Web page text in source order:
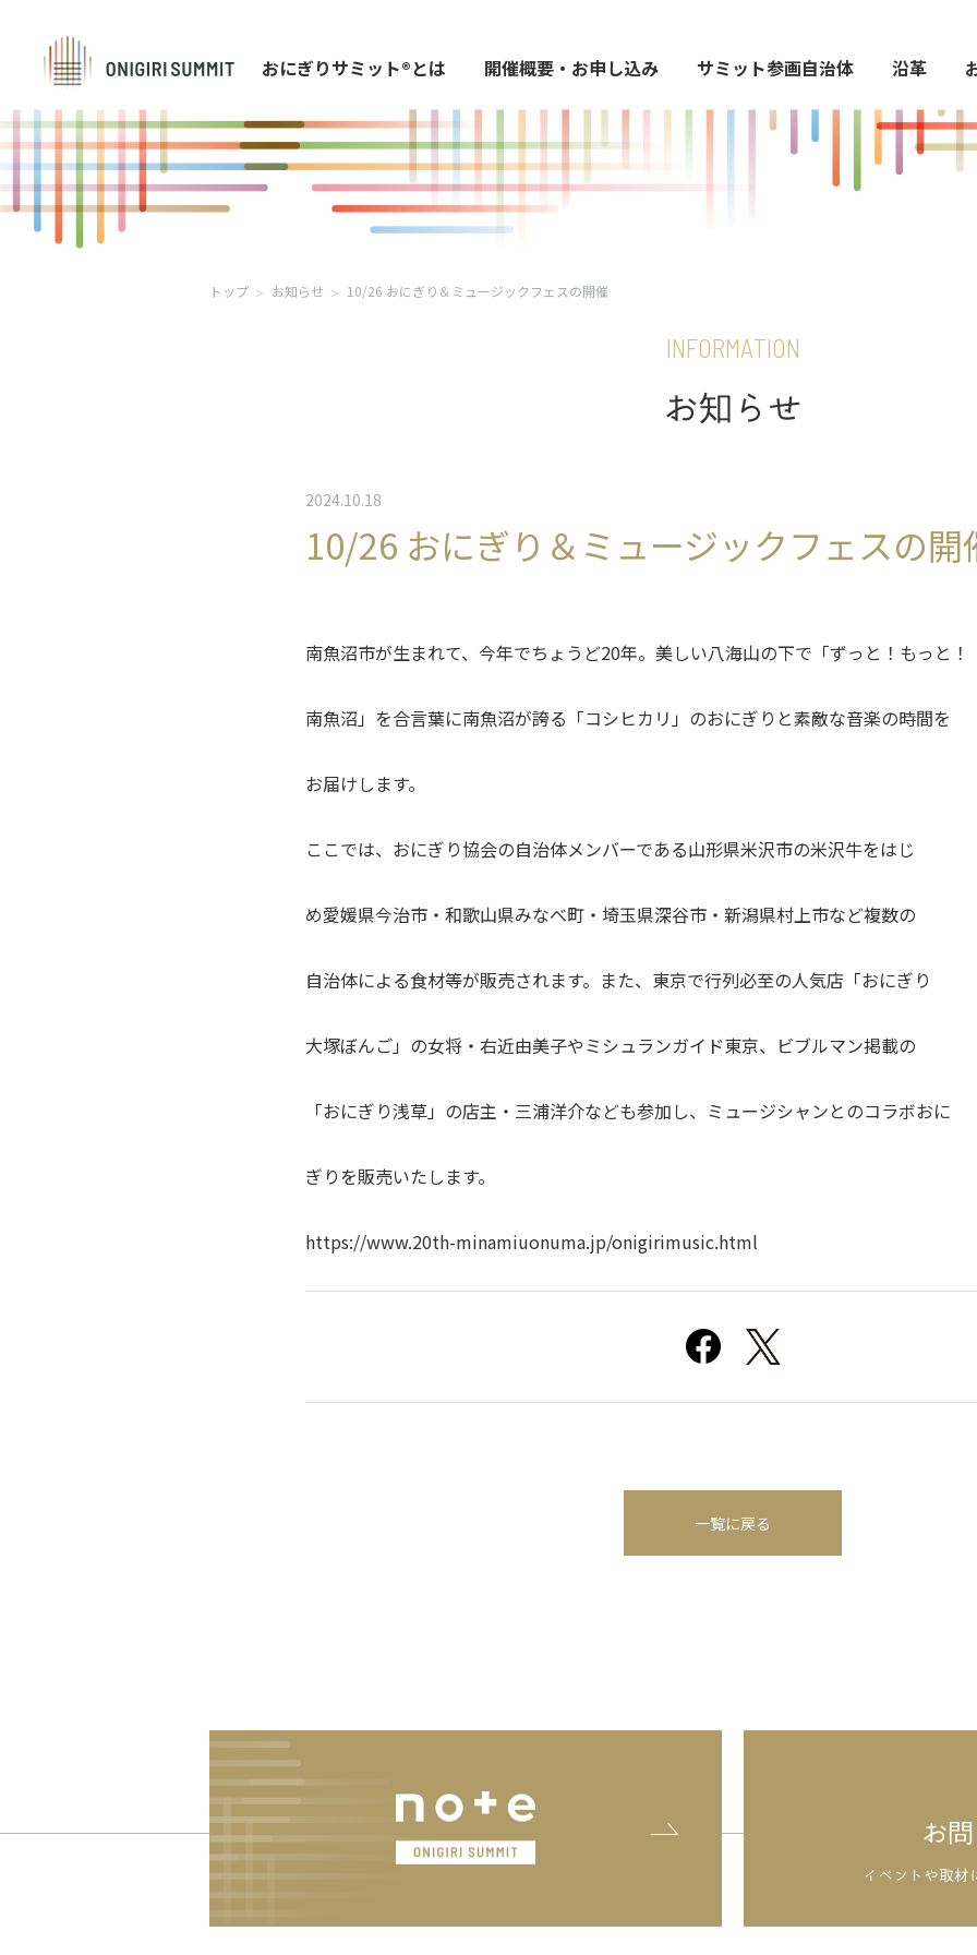
おにぎりサミット®とは 開催概要・お申し込み サミット参画自治体 沿革
トップ お知らせ 10/26 おにぎり＆ミュージックフェスの開催
INFORMATION
お知 ら せ
2024.10.18
10/26 おにぎり＆ミュージックフェスの
南魚沼市が生まれて、今年でちょうど20年。美しい八海山の下で「ずっと！もっと！
南魚沼」を合言葉に南魚沼が誇る「コシヒカリ」のおにぎりと素敵な音楽の時間を
お届けします。
ここでは、おにぎり協会の自治体メンバーである山形県米沢市の米沢牛をはじ
め愛媛県今治市・和歌山県みなべ町・埼玉県深谷市・新潟県村上市など複数の
自治体による食材等が販売されます。また、東京で行列必至の人気店「おにぎり
大塚ぼんご」の女将・右近由美子やミシュランガイド東京、ビブルマン掲載の
「おにぎり浅草」の店主・三浦洋介なども参加し、ミュージシャンとのコラボおに
ぎりを販売いたします。
https://www.20th-minamiuonuma.jp/onigirimusic.html
一覧に戻る
お
イベントや取材